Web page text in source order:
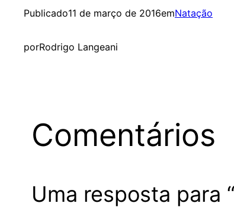
Publicado11 de março de 2016emNatação
porRodrigo Langeani
Comentários
Uma resposta para